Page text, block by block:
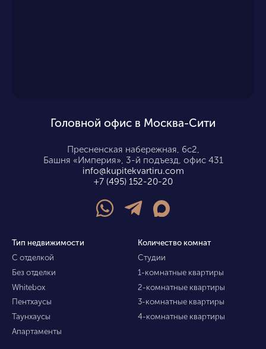
Головной офис в Москва-Сити
Пресненская набережная, 6с2,
Башня «Империя», 3-й подъезд, офис 431
info@kupitekvartiru.com
+7 (495) 152-20-20
Тип недвижимости
С отделкой
Без отделки
Whitebox
Пентхаусы
Таунхаусы
Апартаменты
Количество комнат
Студии
1-комнатные квартиры
2-комнатные квартиры
3-комнатные квартиры
4-комнатные квартиры